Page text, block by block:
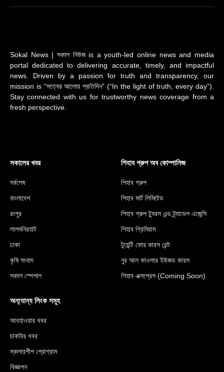
(Twitter)
Sokal News | সকাল নিউজ is a youth-led online news and media
portal dedicated to delivering accurate, timely, and impactful
news. Driven by a passion for truth and transparency, our
mission is “সত্যের আলোয় প্রতিদিন” (“In the light of truth, every day”).
Stay connected with us for trustworthy news coverage from a
fresh perspective.
সকালের খবর
সর্বশেষ
বাংলাদেশ
রংপুর
লালমনিরহাট
ঢাকা
কৃষি সংবাদ
সকাল স্পেশাল
শিহাব গ্রুপ অব কোম্পানিজ
শিহাব গ্রুপ
শিহাব মার্ট লিমিটেড
শিহাব গ্রুপ ট্যুরস এন্ড ট্র্যাভেল এজেন্সি
শিহাব প্রিমিয়াম
টুয়েন্টি ফোর কারস রেন্ট
নুর আল কাওসার ইউজড কারস
শিহাব এক্সপ্রেস (Coming Soon)
অন্য্যান্য লিংক সমূহ
আবহাওয়ার খবর
চাকরির খবর
স্কলারশীপ প্রোগ্রাম
বিজ্ঞাপন